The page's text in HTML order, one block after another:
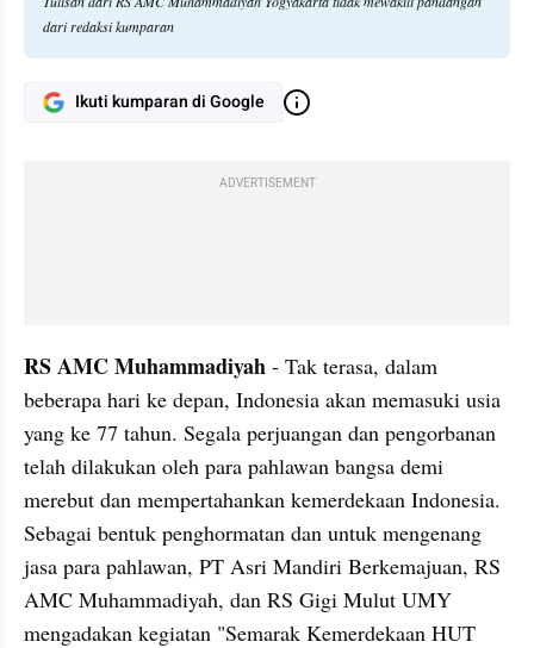
dari redaksi kumparan
Ikuti kumparan di Google
ADVERTISEMENT
RS AMC Muhammadiyah - Tak terasa, dalam
beberapa hari ke depan, Indonesia akan memasuki usia
yang ke 77 tahun. Segala perjuangan dan pengorbanan
telah dilakukan oleh para pahlawan bangsa demi
merebut dan mempertahankan kemerdekaan Indonesia.
Sebagai bentuk penghormatan dan untuk mengenang
jasa para pahlawan, PT Asri Mandiri Berkemajuan, RS
AMC Muhammadiyah, dan RS Gigi Mulut UMY
mengadakan kegiatan "Semarak Kemerdekaan HUT